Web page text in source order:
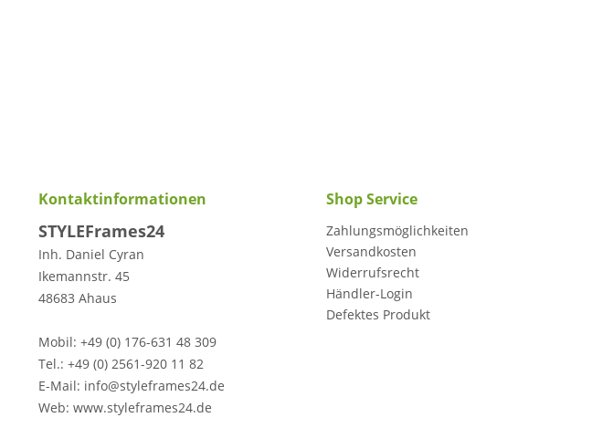
Kontaktinformationen
STYLEFrames24
Inh. Daniel Cyran
Ikemannstr. 45
48683 Ahaus
Mobil: +49 (0) 176-631 48 309
Tel.: +49 (0) 2561-920 11 82
E-Mail: info@styleframes24.de
Web: www.styleframes24.de
Shop Service
Zahlungsmöglichkeiten
Versandkosten
Widerrufsrecht
Händler-Login
Defektes Produkt